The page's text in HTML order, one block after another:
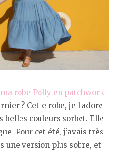
ma robe Polly en patchwork
? Cette robe, je l’adore
belles couleurs sorbet. Elle
Pour cet été, j’avais très
une version plus sobre, et